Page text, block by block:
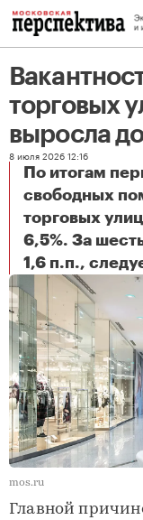
торговых
выросла
8 июля 2026 12:16
По итогам
свободных
торговых
6,5%. За
1,6 п.п.,
mos.ru
Главной